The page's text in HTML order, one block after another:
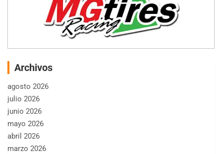
Archivos
agosto 2026
julio 2026
junio 2026
mayo 2026
abril 2026
marzo 2026